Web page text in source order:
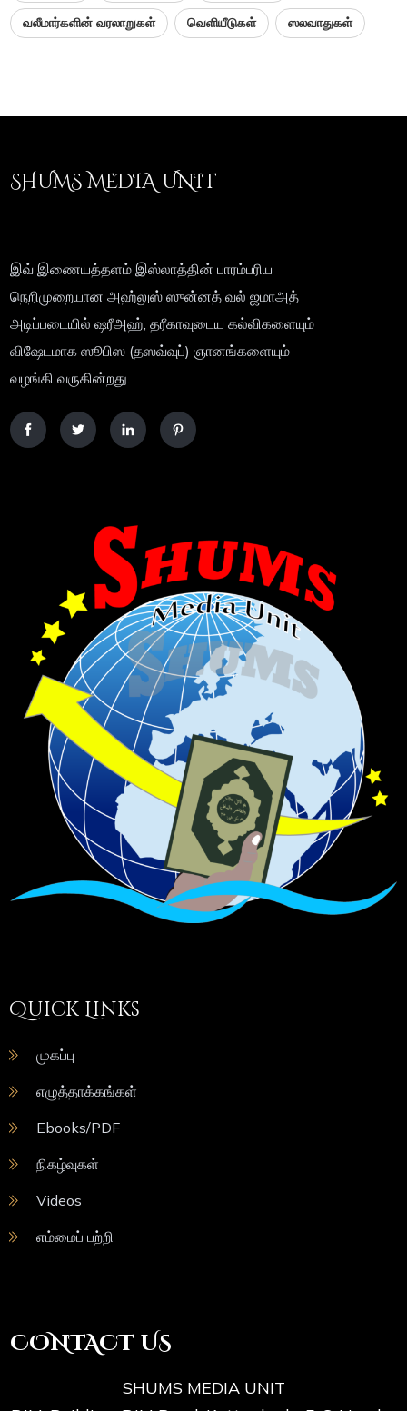
வலீமார்களின் வரலாறுகள் வெளியீடுகள் ஸலவாதுகள்
SHUMS MEDIA UNIT
இவ் இணையத்தளம் இஸ்லாத்தின் பாரம்பரிய
நெறிமுறையான அஹ்லுஸ் ஸுன்னத் வல் ஜமாஅத்
அடிப்படையில் ஷரீஅஹ், தரீகாவுடைய கல்விகளையும்
விஷேடமாக ஸூபிஸ (தஸவ்வுப்) ஞானங்களையும்
வழங்கி வருகின்றது.
Quick Links
முகப்பு
எழுத்தாக்கங்கள்
Ebooks/PDF
நிகழ்வுகள்
Videos
எம்மைப் பற்றி
CONTACT US
SHUMS MEDIA UNIT